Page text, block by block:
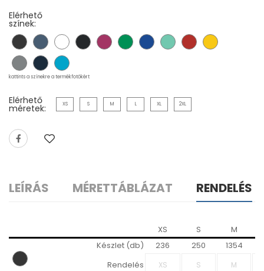
Elérhető
színek:
kattints a színekre a termékfotókért
Elérhető
méretek: XS S M L XL 2XL
LEÍRÁS MÉRETTÁBLÁZAT RENDELÉS
XS S M
Készlet (db) 236 250 1354
Rendelés